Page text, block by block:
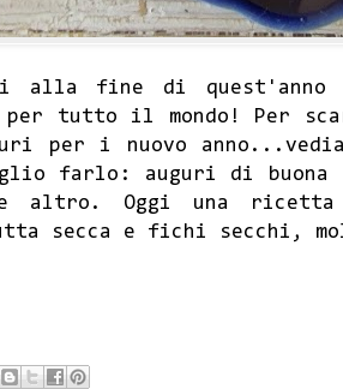
alla fine di
tutto il mondo! Per
per i nuovo
farlo: auguri di buona
altro. Oggi una
secca e fichi secchi,